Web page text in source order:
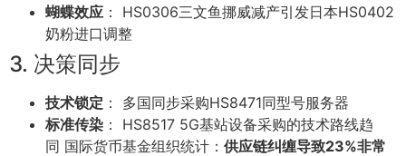
蝴蝶效应 ： HS0306三文鱼挪威减产引发日本HS0402
奶粉进口调整
3. 决策同步
技术锁定 ： 多国同步采购HS8471同型号服务器
标准传染 ： HS8517 5G基站设备采购的技术路线趋
同 国际货币基金组织统计： 供应链纠缠导致23%非常